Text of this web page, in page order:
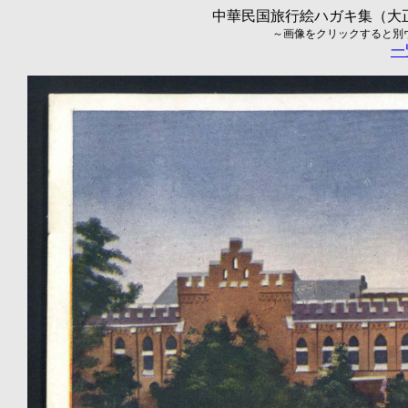
中華民国旅行絵ハガキ集（
～画像をクリックすると
一